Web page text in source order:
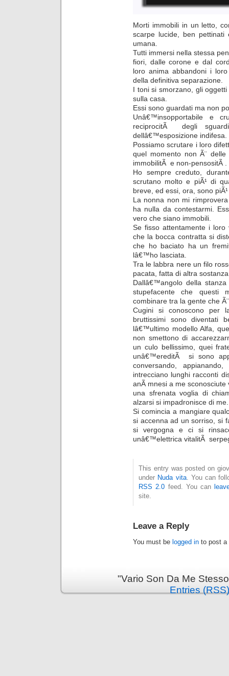
Morti immobili in un letto,
scarpe lucide, ben
umana.
Tutti immersi nella stessa
fiori, dalle corone e dal
loro anima abbandoni i
della definitiva separazione.
I toni si smorzano, gli
sulla casa.
Essi sono guardati ma non
Unâ€™insopportabile e
reciprocitÃ degli
dellâ€™esposizione indifesa.
Possiamo scrutare i loro
quel momento non Ã¨
immobilitÃ e non-pensositÃ .
Ho sempre creduto,
scrutano molto e piÃ¹ di
breve, ed essi, ora, sono
La nonna non mi
ha nulla da contestarmi.
vero che siano immobili.
Se fisso attentamente i
che la bocca contratta si
che ho baciato ha un
lâ€™ho lasciata.
Tra le labbra nere un filo
pacata, fatta di altra
Dallâ€™angolo della
stupefacente che questi
combinare tra la gente che
Cugini si conoscono per
bruttissimi sono diventati
lâ€™ultimo modello Alfa,
non smettono di
un culo bellissimo, quei
unâ€™ereditÃ si sono
conversando,
intrecciano lunghi racconti
anÃ mnesi a me
una sfrenata voglia di
alzarsi si impadronisce di me.
Si comincia a mangiare
si accenna ad un sorriso, si
si vergogna e ci si
unâ€™elettrica vitalitÃ
This entry was posted on
under Nuda vita. You can
RSS 2.0 feed. You can
site.
Leave a Reply
You must be logged in to post a
"Vario Son Da Me
Entries (RSS)